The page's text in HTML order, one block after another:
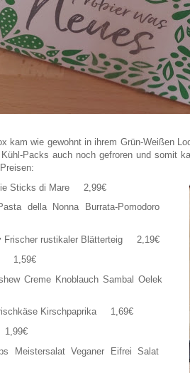
kam wie gewohnt in ihrem Grün-Weißen
Packs auch noch gefroren und somit
Sticks di Mare 2,99€
della Nonna Burrata-Pomodoro
Frischer rustikaler Blätterteig 2,19€
1,59€
Creme Knoblauch Sambal Oelek
Kirschpaprika 1,69€
Meistersalat Veganer Eifrei Salat